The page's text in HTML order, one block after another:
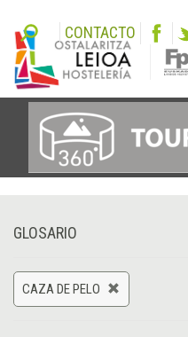
CONTACTO
GLOSARIO
CAZA DE PELO